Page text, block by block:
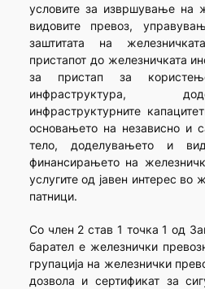
условите за извршување на
видовите превоз,
заштитата на
пристапот до железничката
за пристап за
инфраструктура,
инфраструктурните
основањето на независно и
тело, доделувањето и
финансирањето на
услугите од јавен интерес во
патници.
Со член 2 став 1 точка 1 од
барател е железнички
групација на железнички
дозвола и сертификат за